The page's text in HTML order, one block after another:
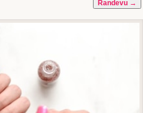
Randevu →